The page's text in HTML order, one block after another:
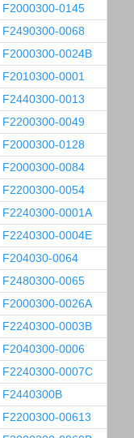
F2000300-0145
F2490300-0068
F2000300-0024B
F2010300-0001
F2440300-0013
F2200300-0049
F2000300-0128
F2000300-0084
F2200300-0054
F2240300-0001A
F2240300-0004E
F204030-0064
F2480300-0065
F2000300-0026A
F2240300-0003B
F2040300-0006
F2240300-0007C
F2440300B
F2200300-00613